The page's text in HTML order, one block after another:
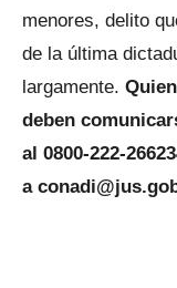
menores, delito
de la última
largamente.
deben
al 0800-222-
a